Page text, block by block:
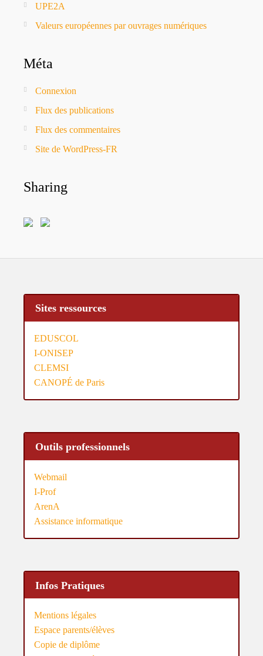
UPE2A
Valeurs européennes par ouvrages numériques
Méta
Connexion
Flux des publications
Flux des commentaires
Site de WordPress-FR
Sharing
Sites ressources
EDUSCOL
I-ONISEP
CLEMSI
CANOPÉ de Paris
Outils professionnels
Webmail
I-Prof
ArenA
Assistance informatique
Infos Pratiques
Mentions légales
Espace parents/élèves
Copie de diplôme